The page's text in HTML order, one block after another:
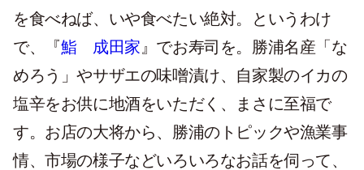
を食べねば、いや食べたい絶対。というわけ
で、『鮨 成田家 』でお寿司を。勝浦名産「な
めろう」やサザエの味噌漬け、自家製のイカの
塩辛をお供に地酒をいただく、まさに至福で
す。お店の大将から、勝浦のトピックや漁業事
情、市場の様子などいろいろなお話を伺って、